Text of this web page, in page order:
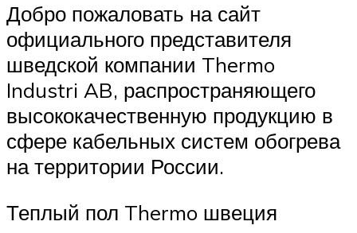
Добро пожаловать на сайт
официального представителя
шведской компании Thermo
Industri AB, распространяющего
высококачественную продукцию в
сфере кабельных систем обогрева
на территории России.
Теплый пол Thermo швеция